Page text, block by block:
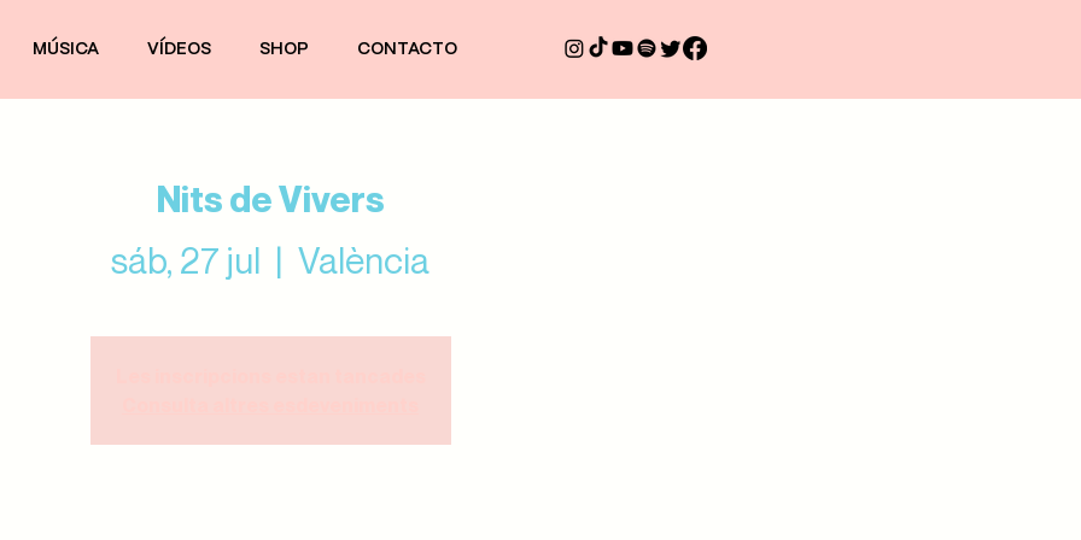
MÚSICA VÍDEOS SHOP CONTACTO
Nits de Vivers
sáb, 27 jul
  |
València